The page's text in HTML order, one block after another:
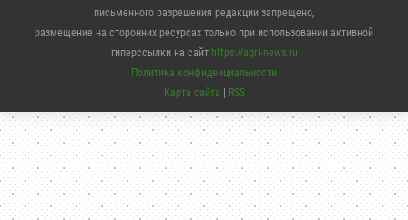
письменного разрешения редакции запрещено,
размещение на сторонних ресурсах только при использовании активной
гиперссылки на сайт https://agri-news.ru
Политика конфиденциальности
Карта сайта
RSS